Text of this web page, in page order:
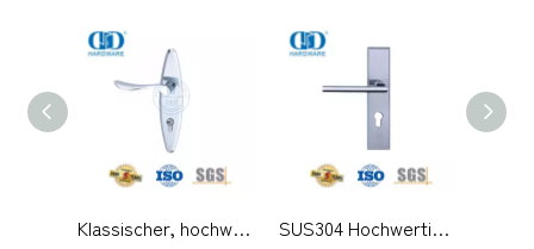
Klassischer, hochwertiger, moderner Außentürhebel aus SUS304 mit massiven Griffen und Rückplatte-DDLP002 SUS304 Hochwertiger moderner Hebelgriff mit Platte für Bürotür-DDLP001